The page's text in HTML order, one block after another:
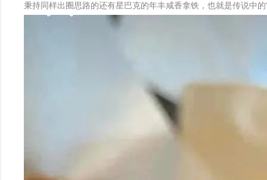
秉持同样出圈思路的还有星巴克的年丰咸香拿铁，也就是传说中